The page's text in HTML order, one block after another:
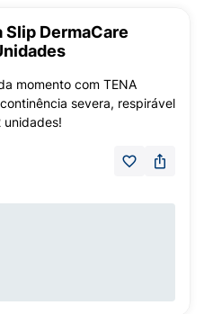
Slip DermaCare
momento com TENA
severa, respirável
unidades!